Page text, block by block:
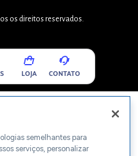
os direitos reservados.
LOJA CONTATO
semelhantes para
serviços, personalizar